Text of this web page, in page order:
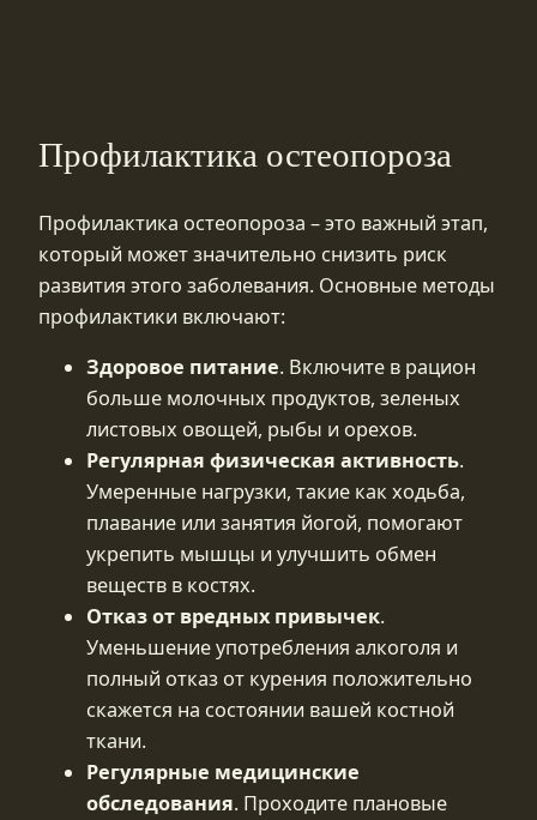
Профилактика остеопороза
Профилактика остеопороза – это важный этап,
который может значительно снизить риск
развития этого заболевания. Основные методы
профилактики включают:
Здоровое питание. Включите в рацион
больше молочных продуктов, зеленых
листовых овощей, рыбы и орехов.
Регулярная физическая активность.
Умеренные нагрузки, такие как ходьба,
плавание или занятия йогой, помогают
укрепить мышцы и улучшить обмен
веществ в костях.
Отказ от вредных привычек.
Уменьшение употребления алкоголя и
полный отказ от курения положительно
скажется на состоянии вашей костной
ткани.
Регулярные медицинские
обследования. Проходите плановые